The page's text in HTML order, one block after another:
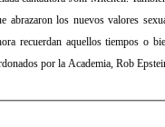
abrazaron los nuevos valores
recuerdan aquellos tiempos o
por la Academia, Rob